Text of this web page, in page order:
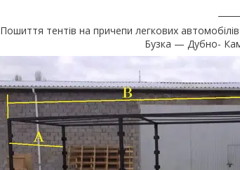
Пошиття тентів на причепи легкових
Бузка — Дубно-